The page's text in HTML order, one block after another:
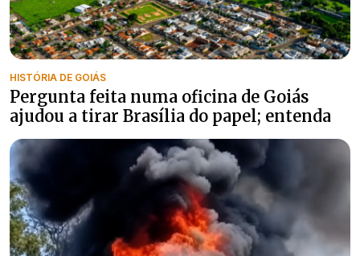
HISTÓRIA DE GOIÁS
Pergunta feita numa oficina de Goiás
ajudou a tirar Brasília do papel; entenda